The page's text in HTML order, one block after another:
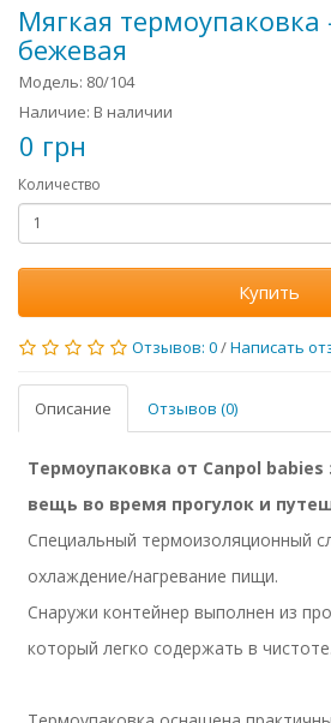
Мягкая термоупаковка
бежевая
Модель: 80/104
Наличие: В наличии
0 грн
Количество
Купить
Отзывов: 0/Написать
Описание Отзывов (0)
Термоупаковка от Canpol
вещь во время прогулок и
Специальный термоизоляционный
охлаждение/нагревание пищи.
Снаружи контейнер выполнен из
который легко содержать в чистоте.